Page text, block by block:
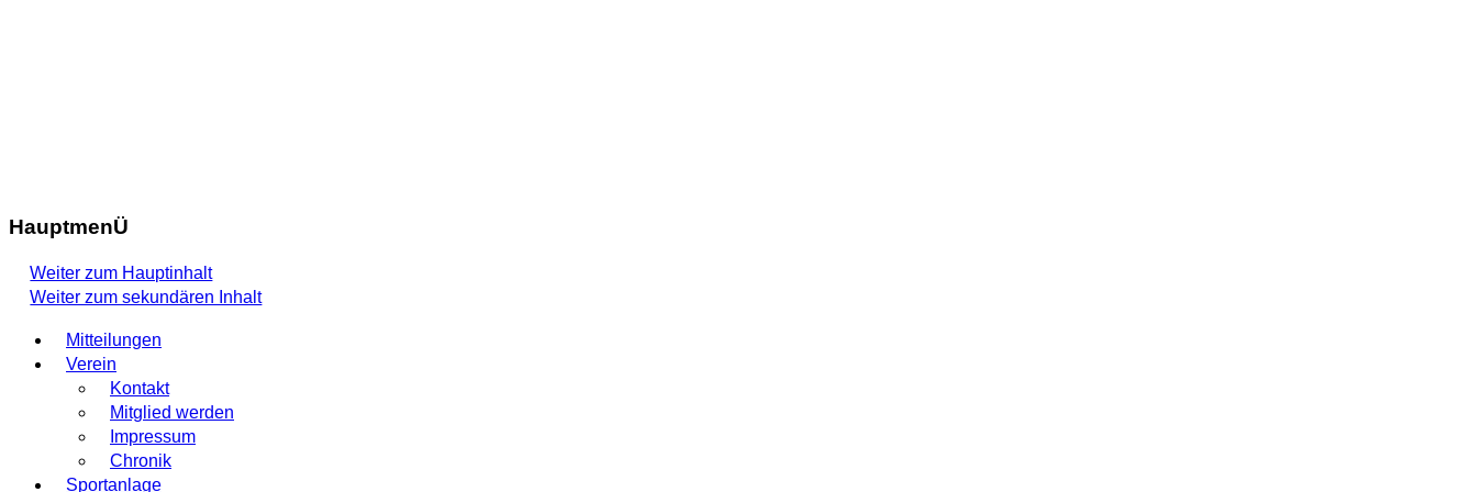
HauptmenÜ
Weiter zum Hauptinhalt
Weiter zum sekundären Inhalt
Mitteilungen
Verein
Kontakt
Mitglied werden
Impressum
Chronik
Sportanlage